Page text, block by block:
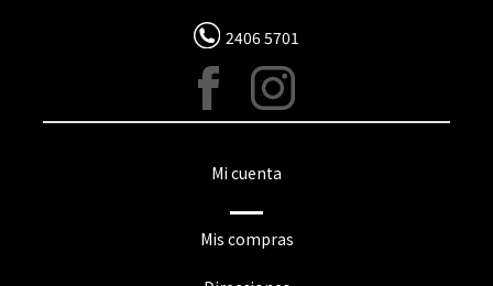
2406 5701
Mi cuenta
Mis compras